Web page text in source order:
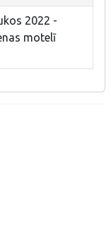
2022 -
motelī